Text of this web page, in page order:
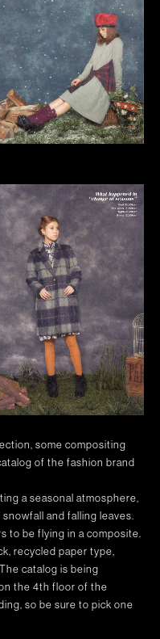
some compositing
of the fashion brand
a seasonal atmosphere,
and falling leaves.
to be flying in a composite.
recycled paper type,
catalog is being
the 4th floor of the
so be sure to pick one